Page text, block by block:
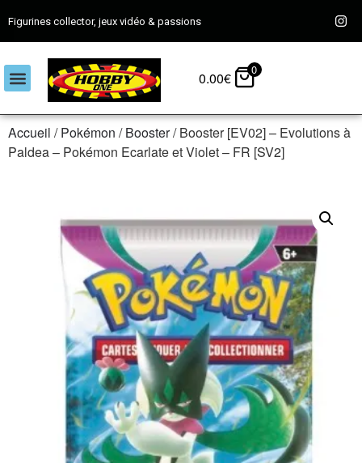
Figurines collector, jeux vidéo & passions
0.00€ 0
Accueil /Pokémon /Booster/ Booster [EV02] – Evolutions à
Paldea – Pokémon Ecarlate et Violet – FR [SV2]